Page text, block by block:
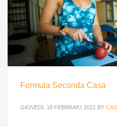
Formula Seconda Casa
GIOVEDÌ, 18 FEBBRAIO 2021 BY